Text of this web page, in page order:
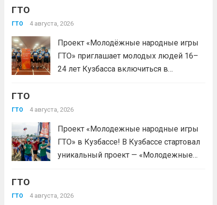
выбери своё муниципальное
приходи на площадку. Возьми
документ, удостоверяющий личность,
удобную спортивную форму и воду. На
ГТО
ГТО 4 августа, 2026
Проект «Молодёжные народные игры
ГТО» приглашает молодых людей 16–
24 лет Кузбасса включиться в
муниципальных и регионального
нормативы комплекса ГТО сочетаются
с народными играми, силовыми шоу и
инновационными надувными
ГТО
ГТО 4 августа, 2026
Проект «Молодежные народные игры
ГТО» в Кузбассе! В Кузбассе стартовал
уникальный проект — «Молодежные
молодежных проектов среди
ГТО
ГТО 4 августа, 2026